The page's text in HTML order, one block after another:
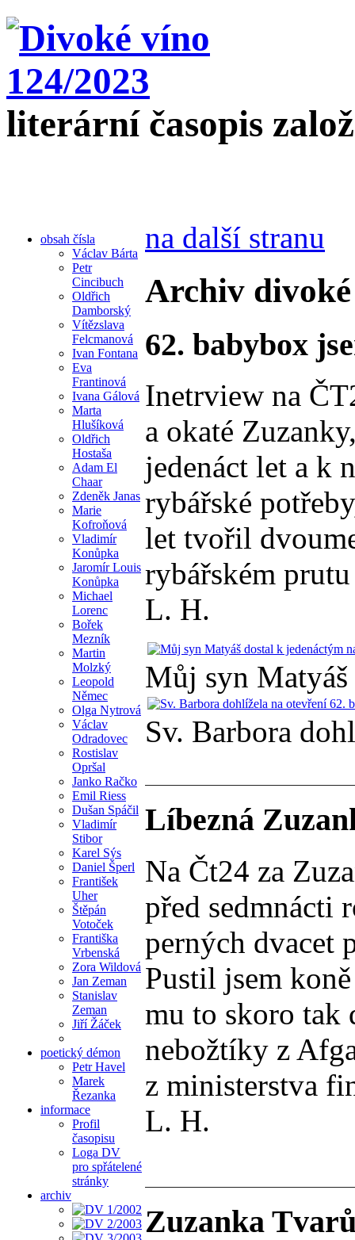
literární časopis
obsah čísla
Václav Bárta
Petr
Cincibuch
Oldřich
Damborský
Vítězslava
Felcmanová
Ivan Fontana
Eva
Frantinová
Ivana Gálová
Marta
Hlušíková
Oldřich
Hostaša
Adam El
Chaar
Zdeněk Janas
Marie
Kofroňová
Vladimír
Konůpka
Jaromír Louis
Konůpka
Michael
Lorenc
Bořek
Mezník
Martin
Molzký
Leopold
Němec
Olga Nytrová
Václav
Odradovec
Rostislav
Opršal
Janko Račko
Emil Riess
Dušan Spáčil
Vladimír
Stibor
Karel Sýs
Daniel Šperl
František
Uher
Štěpán
Votoček
Františka
Vrbenská
Zora Wildová
Jan Zeman
Stanislav
Zeman
Jiří Žáček
poetický démon
Petr Havel
Marek
Řezanka
informace
Profil
časopisu
Loga DV
pro spřátelené
stránky
archiv
na další stranu
Archiv
62. babybox
Inetrview na
a okaté
jedenáct let a k
rybářské
let tvořil
rybářském
L. H.
Můj syn Matyáš
Sv. Barbora
Líbezná
Na Čt24 za
před sedmnácti
perných dvacet
Pustil jsem
mu to skoro tak
nebožtíky z
z ministerstva
L. H.
Zuzanka